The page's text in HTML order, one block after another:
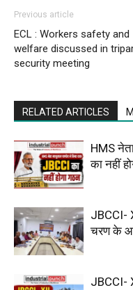
Previous article
ECL : Workers safety and
welfare discussed in
security meeting
RELATED ARTICLES
HMS
का नहीं
JBCCI-
चरण के
JBCCI-